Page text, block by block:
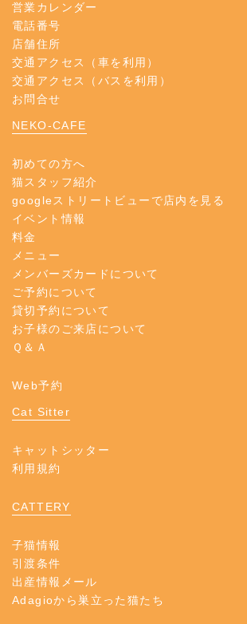
営業カレンダー
電話番号
店舗住所
交通アクセス（車を利用）
交通アクセス（バスを利用）
お問合せ
NEKO-CAFE
初めての方へ
猫スタッフ紹介
googleストリートビューで店内を見る
イベント情報
料金
メニュー
メンバーズカードについて
ご予約について
貸切予約について
お子様のご来店について
Ｑ＆Ａ
Web予約
Cat Sitter
キャットシッター
利用規約
CATTERY
子猫情報
引渡条件
出産情報メール
Adagioから巣立った猫たち